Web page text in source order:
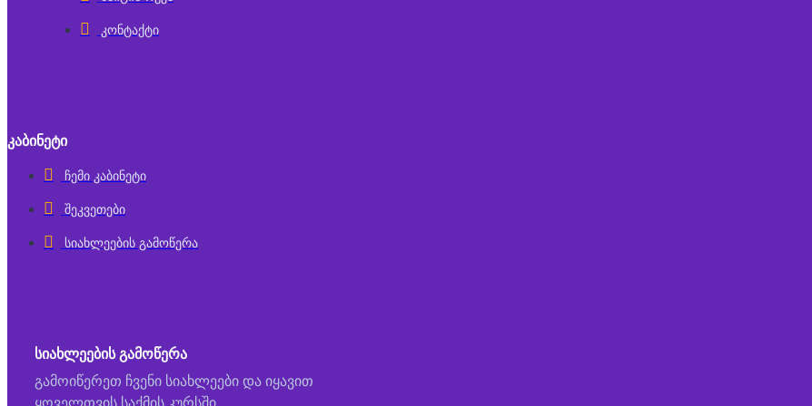
კონტაქტი
ᲙᲐᲑᲘᲜᲔᲢᲘ
ჩემი კაბინეტი
შეკვეთები
სიახლეების გამოწერა
ᲡᲘᲐᲮᲚᲔᲔᲑᲘᲡ ᲒᲐᲛᲝᲬᲔᲠᲐ
გამოიწერეთ ჩვენი სიახლეები და იყავით